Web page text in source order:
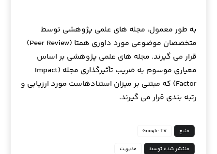
به طور معمول، مجله های علمی پژوهشی توسط
متخصصان موضوعی مورد داوری همتا (Peer Review)
قرار می گیرند. مجله های علمی پژوهشی بر اساس
معیاری موسوم به ضریب تأثیرگذاری مجله (Impact
Factor) که مبتنی بر میزان استنادهاست مورد ارزیابی و
رتبه بندی قرار می گیرند.
منبع Google TV
منتشر شده توسط مدیریت